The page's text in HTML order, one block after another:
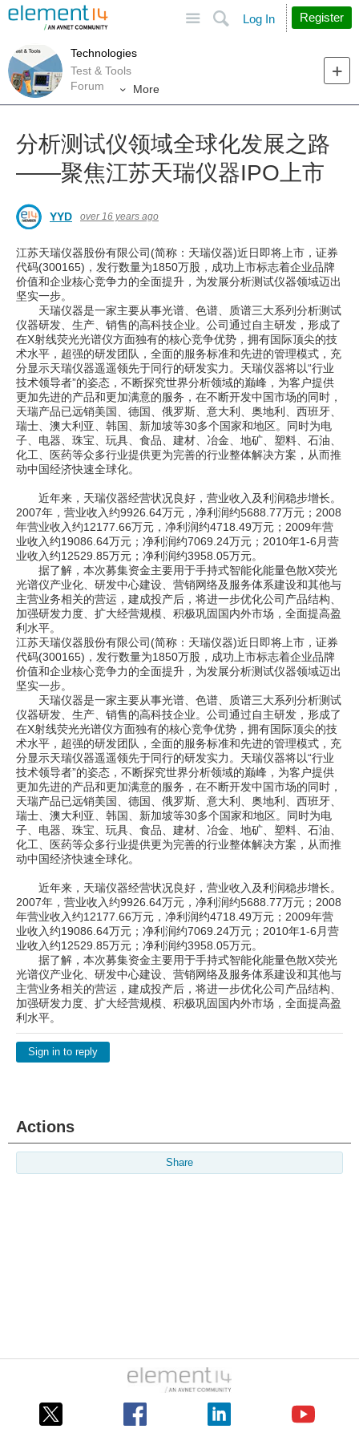
Search
Log In Register
Technologies
Test & Tools
Forum
More
分析测试仪领域全球化发展之路
——聚焦江苏天瑞仪器IPO上市
YYD over 16 years ago
江苏天瑞仪器股份有限公司(简称：天瑞仪器)近日即将上市，证券
代码(300165)，发行数量为1850万股，成功上市标志着企业品牌
价值和企业核心竞争力的全面提升，为发展分析测试仪器领域迈出
坚实一步。
天瑞仪器是一家主要从事光谱、色谱、质谱三大系列分析测试
仪器研发、生产、销售的高科技企业。公司通过自主研发，形成了
在X射线荧光光谱仪方面独有的核心竞争优势，拥有国际顶尖的技
术水平，超强的研发团队，全面的服务标准和先进的管理模式，充
分显示天瑞仪器遥遥领先于同行的研发实力。天瑞仪器将以“行业
技术领导者”的姿态，不断探究世界分析领域的巅峰，为客户提供
更加先进的产品和更加满意的服务，在不断开发中国市场的同时，
天瑞产品已远销美国、德国、俄罗斯、意大利、奥地利、西班牙、
瑞士、澳大利亚、韩国、新加坡等30多个国家和地区。同时为电
子、电器、珠宝、玩具、食品、建材、冶金、地矿、塑料、石油、
化工、医药等众多行业提供更为完善的行业整体解决方案，从而推
动中国经济快速全球化。
近年来，天瑞仪器经营状况良好，营业收入及利润稳步增长。
2007年，营业收入约9926.64万元，净利润约5688.77万元；2008
年营业收入约12177.66万元，净利润约4718.49万元；2009年营
业收入约19086.64万元；净利润约7069.24万元；2010年1-6月营
业收入约12529.85万元；净利润约3958.05万元。
据了解，本次募集资金主要用于手持式智能化能量色散X荧光
光谱仪产业化、研发中心建设、营销网络及服务体系建设和其他与
主营业务相关的营运，建成投产后，将进一步优化公司产品结构、
加强研发力度、扩大经营规模、积极巩固国内外市场，全面提高盈
利水平。
江苏天瑞仪器股份有限公司(简称：天瑞仪器)近日即将上市，证券
代码(300165)，发行数量为1850万股，成功上市标志着企业品牌
价值和企业核心竞争力的全面提升，为发展分析测试仪器领域迈出
坚实一步。
天瑞仪器是一家主要从事光谱、色谱、质谱三大系列分析测试
仪器研发、生产、销售的高科技企业。公司通过自主研发，形成了
在X射线荧光光谱仪方面独有的核心竞争优势，拥有国际顶尖的技
术水平，超强的研发团队，全面的服务标准和先进的管理模式，充
分显示天瑞仪器遥遥领先于同行的研发实力。天瑞仪器将以“行业
技术领导者”的姿态，不断探究世界分析领域的巅峰，为客户提供
更加先进的产品和更加满意的服务，在不断开发中国市场的同时，
天瑞产品已远销美国、德国、俄罗斯、意大利、奥地利、西班牙、
瑞士、澳大利亚、韩国、新加坡等30多个国家和地区。同时为电
子、电器、珠宝、玩具、食品、建材、冶金、地矿、塑料、石油、
化工、医药等众多行业提供更为完善的行业整体解决方案，从而推
动中国经济快速全球化。
近年来，天瑞仪器经营状况良好，营业收入及利润稳步增长。
2007年，营业收入约9926.64万元，净利润约5688.77万元；2008
年营业收入约12177.66万元，净利润约4718.49万元；2009年营
业收入约19086.64万元；净利润约7069.24万元；2010年1-6月营
业收入约12529.85万元；净利润约3958.05万元。
据了解，本次募集资金主要用于手持式智能化能量色散X荧光
光谱仪产业化、研发中心建设、营销网络及服务体系建设和其他与
主营业务相关的营运，建成投产后，将进一步优化公司产品结构、
加强研发力度、扩大经营规模、积极巩固国内外市场，全面提高盈
利水平。
Sign in to reply
Actions
Share